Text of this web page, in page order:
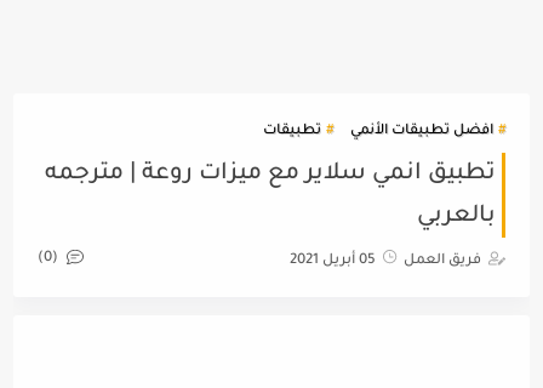
افضل تطبيقات الأنمي تطبيقات
تطبيق انمي سلاير مع ميزات روعة | مترجمه
بالعربي
فريق العمل 05 أبريل 2021 (0)